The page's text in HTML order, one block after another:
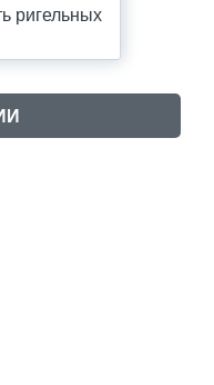
ригельных